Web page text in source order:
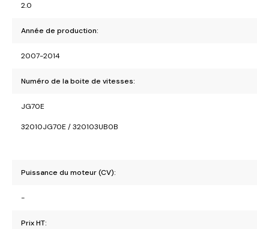
2.0
Année de production:
2007-2014
Numéro de la boite de vitesses:
JG70E
32010JG70E / 320103UB0B
Puissance du moteur (CV):
-
Prix HT: